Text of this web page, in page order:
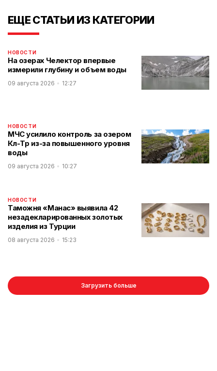
ЕЩЕ СТАТЬИ ИЗ КАТЕГОРИИ
НОВОСТИ
На озерах Челектор впервые
измерили глубину и объем воды
09 августа 2026 12:27
НОВОСТИ
МЧС усилило контроль за озером
Көл-Төр из-за повышенного уровня
воды
09 августа 2026 10:27
НОВОСТИ
Таможня «Манас» выявила 42
незадекларированных золотых
изделия из Турции
08 августа 2026 15:23
Загрузить больше